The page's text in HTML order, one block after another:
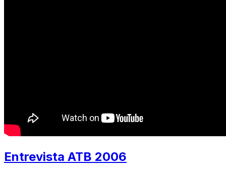
Entrevista ATB 2006